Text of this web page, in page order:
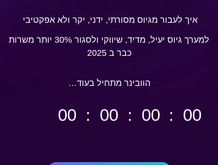
איך לעבור מגיוס מסורתי, ידני, יקר ולא אפקטיבי
למערך גיוס יעיל, מדיד, שיווקי ולסגור 30% יותר משרות
כבר ב 2025
הוובינר מתחיל בעוד…
00 00 00 00